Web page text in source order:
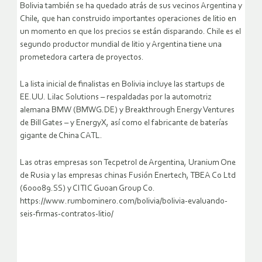
Bolivia también se ha quedado atrás de sus vecinos Argentina y
Chile, que han construido importantes operaciones de litio en
un momento en que los precios se están disparando. Chile es el
segundo productor mundial de litio y Argentina tiene una
prometedora cartera de proyectos.
La lista inicial de finalistas en Bolivia incluye las startups de
EE.UU. Lilac Solutions – respaldadas por la automotriz
alemana BMW (BMWG.DE) y Breakthrough Energy Ventures
de Bill Gates – y EnergyX, así como el fabricante de baterías
gigante de China CATL.
Las otras empresas son Tecpetrol de Argentina, Uranium One
de Rusia y las empresas chinas Fusión Enertech, TBEA Co Ltd
(600089.SS) y CITIC Guoan Group Co.
https://www.rumbominero.com/bolivia/bolivia-evaluando-
seis-firmas-contratos-litio/